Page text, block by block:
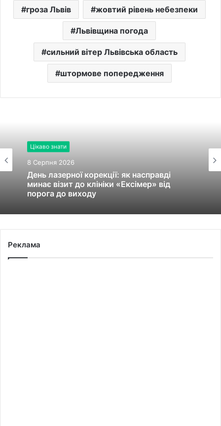
гроза Львів жовтий рівень небезпеки
Львівщина погода
сильний вітер Львівська область
штормове попередження
Цікаво знати
8 Серпня 2026
День лазерної корекції: як насправді
минає візит до клініки «Ексімер» від
порога до виходу
Реклама